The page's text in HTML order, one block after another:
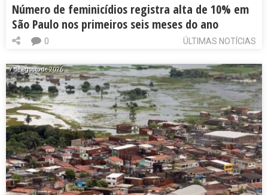
Número de feminicídios registra alta de 10% em
São Paulo nos primeiros seis meses do ano
ÚLTIMAS NOTÍCIAS
0
7 de agosto de 2026